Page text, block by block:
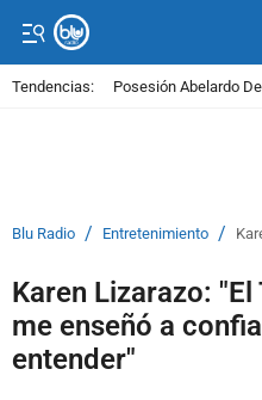
Tendencias: Posesión Abelardo
Blu Radio / Entretenimiento /
Karen Lizarazo:
me enseñó a
entender"